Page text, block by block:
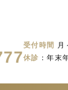
受付時間
休診 ：年末